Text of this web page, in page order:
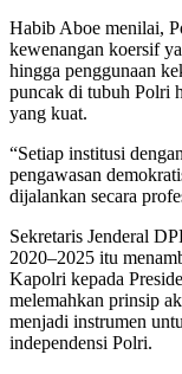
Habib Aboe menilai,
kewenangan koersif
hingga penggunaan
puncak di tubuh Polri
yang kuat.
“Setiap institusi
pengawasan
dijalankan secara
Sekretaris Jenderal
2020–2025 itu
Kapolri kepada
melemahkan prinsip
menjadi instrumen
independensi Polri.